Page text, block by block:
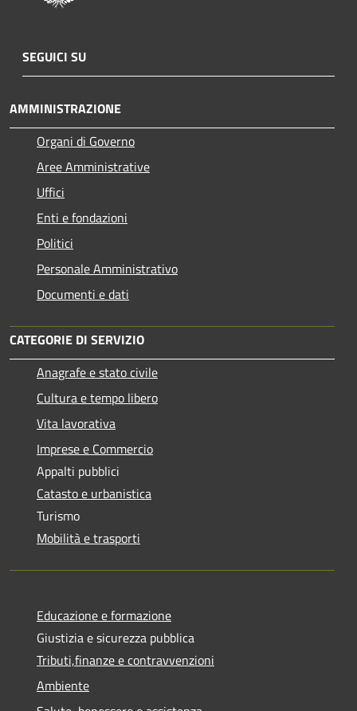
SEGUICI SU
AMMINISTRAZIONE
Organi di Governo
Aree Amministrative
Uffici
Enti e fondazioni
Politici
Personale Amministrativo
Documenti e dati
CATEGORIE DI SERVIZIO
Anagrafe e stato civile
Cultura e tempo libero
Vita lavorativa
Imprese e Commercio
Appalti pubblici
Catasto e urbanistica
Turismo
Mobilità e trasporti
Educazione e formazione
Giustizia e sicurezza pubblica
Tributi,finanze e contravvenzioni
Ambiente